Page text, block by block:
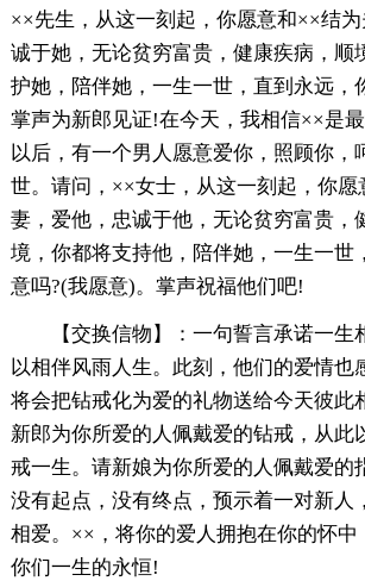
××先生，从这一刻起，你愿意和××结
诚于她，无论贫穷富贵，健康疾病，顺
护她，陪伴她，一生一世，直到永远，
掌声为新郎见证!在今天，我相信××是
以后，有一个男人愿意爱你，照顾你，
世。请问，××女士，从这一刻起，你愿
妻，爱他，忠诚于他，无论贫穷富贵，
境，你都将支持他，陪伴她，一生一世
意吗?(我愿意)。掌声祝福他们吧!
【交换信物】：一句誓言承诺一生
以相伴风雨人生。此刻，他们的爱情也
将会把钻戒化为爱的礼物送给今天彼此
新郎为你所爱的人佩戴爱的钻戒，从此
戒一生。请新娘为你所爱的人佩戴爱的
没有起点，没有终点，预示着一对新人
相爱。××，将你的爱人拥抱在你的怀中
你们一生的永恒!